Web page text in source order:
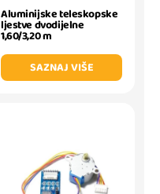
Aluminijske teleskopske
ljestve dvodijelne
1,60/3,20 m
SAZNAJ VIŠE